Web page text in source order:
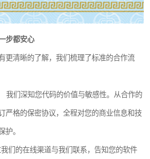
步都安心
更清晰的了解，我们梳理了标准的合作流
我们深知您代码的价值与敏感性。从合作的
严格的保密协议，全程对您的商业信息和技
护。
们的在线渠道与我们联系，告知您的软件